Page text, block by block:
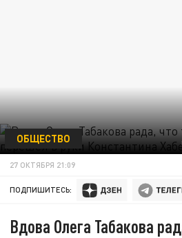
ОБЩЕСТВО
27 ОКТЯБРЯ 21:09
ПОДПИШИТЕСЬ:
Вдова Олега Табакова